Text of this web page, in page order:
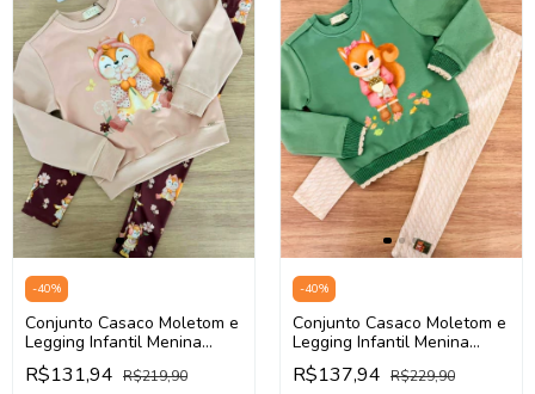
-40%
Conjunto Casaco Moletom e
Legging Infantil Menina
Infanti 89624 (Rosa/Vinho
Bordô)
R$131,94 R$219,90
-40%
Conjunto Casaco Moletom e
Legging Infantil Menina
Infanti 89420 (Verde/Bege
Claro)
R$137,94 R$229,90